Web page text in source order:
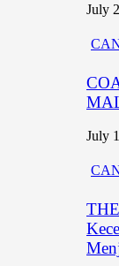
July
July